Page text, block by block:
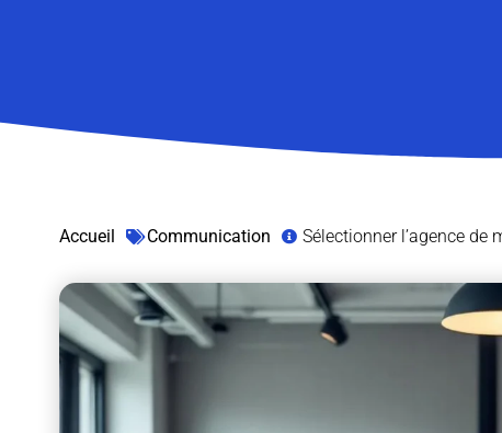
Accueil Communication Sélectionner l’agence